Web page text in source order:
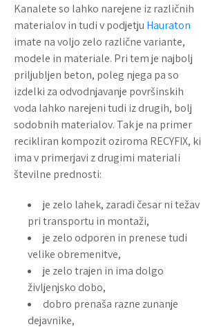
Kanalete so lahko narejene iz različnih
materialov in tudi v podjetju Hauraton
imate na voljo zelo različne variante,
modele in materiale. Pri tem je najbolj
priljubljen beton, poleg njega pa so
izdelki za odvodnjavanje površinskih
voda lahko narejeni tudi iz drugih, bolj
sodobnih materialov. Tak je na primer
recikliran kompozit oziroma RECYFIX, ki
ima v primerjavi z drugimi materiali
številne prednosti:
je zelo lahek, zaradi česar ni težav
pri transportu in montaži,
je zelo odporen in prenese tudi
velike obremenitve,
je zelo trajen in ima dolgo
življenjsko dobo,
dobro prenaša razne zunanje
dejavnike,